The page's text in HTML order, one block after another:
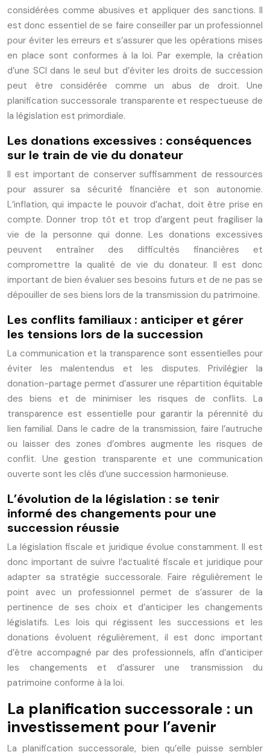
considérées comme abusives et appliquer des sanctions. Il
est donc essentiel de se faire conseiller par un professionnel
pour éviter les erreurs et s’assurer que les opérations mises
en place sont conformes à la loi. Par exemple, la création
d’une SCI dans le seul but d’éviter les droits de succession
peut être considérée comme un abus de droit. Une
planification successorale transparente et respectueuse de
la législation est primordiale.
Les donations excessives : conséquences
sur le train de vie du donateur
Il est important de conserver suffisamment de ressources
pour assurer sa sécurité financière et son autonomie.
L’inflation, qui impacte le pouvoir d’achat, doit être prise en
compte. Donner trop tôt et trop d’argent peut fragiliser la
vie de la personne qui donne. Les donations excessives
peuvent entraîner des difficultés financières et
compromettre la qualité de vie du donateur. Il est donc
important de bien évaluer ses besoins futurs et de ne pas se
dépouiller de ses biens lors de la transmission du patrimoine.
Les conflits familiaux : anticiper et gérer
les tensions lors de la succession
La communication et la transparence sont essentielles pour
éviter les malentendus et les disputes. Privilégier la
donation-partage permet d’assurer une répartition équitable
des biens et de minimiser les risques de conflits. La
transparence est essentielle pour garantir la pérennité du
lien familial. Dans le cadre de la transmission, faire l’autruche
ou laisser des zones d’ombres augmente les risques de
conflit. Une gestion transparente et une communication
ouverte sont les clés d’une succession harmonieuse.
L’évolution de la législation : se tenir
informé des changements pour une
succession réussie
La législation fiscale et juridique évolue constamment. Il est
donc important de suivre l’actualité fiscale et juridique pour
adapter sa stratégie successorale. Faire régulièrement le
point avec un professionnel permet de s’assurer de la
pertinence de ses choix et d’anticiper les changements
législatifs. Les lois qui régissent les successions et les
donations évoluent régulièrement, il est donc important
d’être accompagné par des professionnels, afin d’anticiper
les changements et d’assurer une transmission du
patrimoine conforme à la loi.
La planification successorale : un
investissement pour l’avenir
La planification successorale, bien qu’elle puisse sembler